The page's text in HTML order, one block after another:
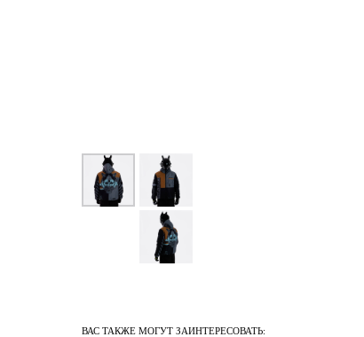
ВАС ТАКЖЕ МОГУТ ЗАИНТЕРЕСОВАТЬ: